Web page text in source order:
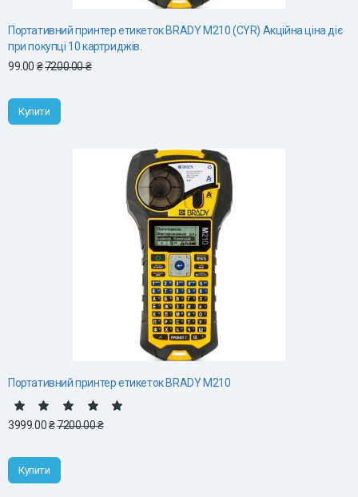
Портативний принтер етикеток BRADY M210 (CYR) Акційна ціна діє
при покупці 10 картриджів.
99.00 ₴7200.00 ₴
Купити
Портативний принтер етикеток BRADY M210
3999.00 ₴7200.00 ₴
Купити